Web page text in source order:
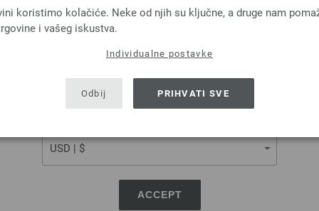
SHIPPING TO
USA - The United States of America
ACCEPT
koristimo kolačiće. Neke od njih su ključne, a druge nam
i vašeg iskustva.
Individualne postavke
Odbij PRIHVATI SVE
MILLE II
Merino, 50 % Akril
za dostavu, Osnovna cijena:
/
LINARTE
Dužina: otprilike 125 m /
3,28 €